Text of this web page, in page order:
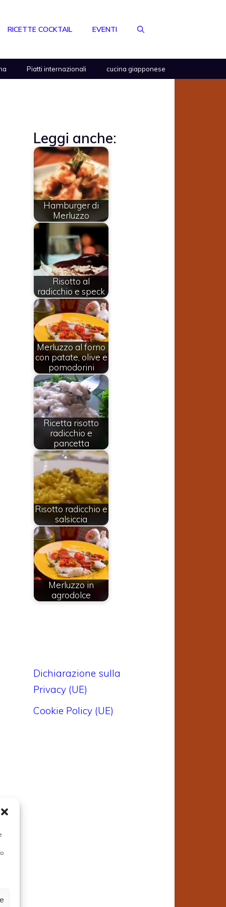
RICETTE COCKTAIL EVENTI
Piatti internazionali cucina giapponese
Leggi anche:
Hamburger di
Merluzzo
Risotto al
radicchio e speck
Merluzzo al forno
con patate, olive e
pomodorini
Ricetta risotto
radicchio e
pancetta
Risotto radicchio e
salsiccia
Merluzzo in
agrodolce
Dichiarazione sulla
Privacy (UE)
Cookie Policy (UE)